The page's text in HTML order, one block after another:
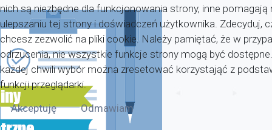
nich są niezbędne dla funkcjonowania strony, inne pomagają
ulepszaniu tej strony i doświadczeń użytkownika. Zdecyduj,
chcesz zezwolić na pliki cookie. Należy pamiętać, że w
odrzucenia, nie wszystkie funkcje strony mogą być
każdej chwili wybór można zresetować korzystająć z
funkcji przeglądarki.
Akceptuję
Odmawiam